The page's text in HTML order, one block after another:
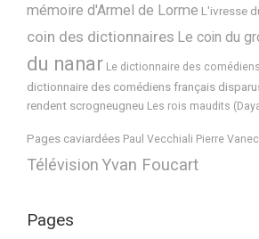
mémoire d'Armel de Lorme L'ivresse
coin des dictionnaires Le coin du
du nanar Le dictionnaire des
dictionnaire des comédiens français
rendent scrogneugneu Les rois maudits
Pages caviardées Paul Vecchiali Pierre
TélévisionYvan Foucart
Pages